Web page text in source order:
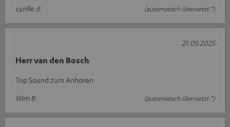
cyrille d.
(automatisch übersetzt *)
Herr van den Bosch
Top Sound zum Anhören
Wim B.
(automatisch übersetzt *)
21.05.2025